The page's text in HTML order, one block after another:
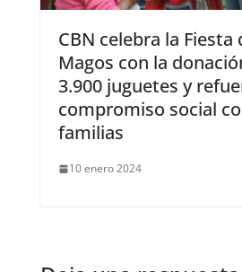
CBN celebra la Fiesta
Magos con la
3.900 juguetes y
compromiso social
familias
10 enero 2024